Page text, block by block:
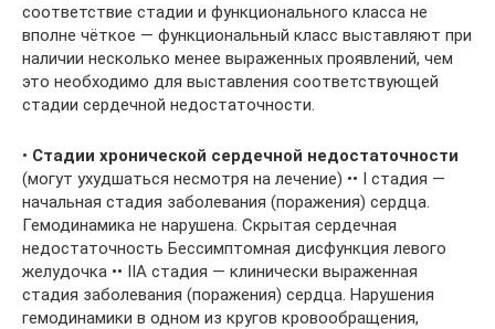
соответствие стадии и функционального класса не
вполне чёткое — функциональный класс выставляют при
наличии несколько менее выраженных проявлений, чем
это необходимо для выставления соответствующей
стадии сердечной недостаточности.
• Стадии хронической сердечной недостаточности
(могут ухудшаться несмотря на лечение) •• I стадия —
начальная стадия заболевания (поражения) сердца.
Гемодинамика не нарушена. Скрытая сердечная
недостаточность Бессимптомная дисфункция левого
желудочка •• IIА стадия — клинически выраженная
стадия заболевания (поражения) сердца. Нарушения
гемодинамики в одном из кругов кровообращения,